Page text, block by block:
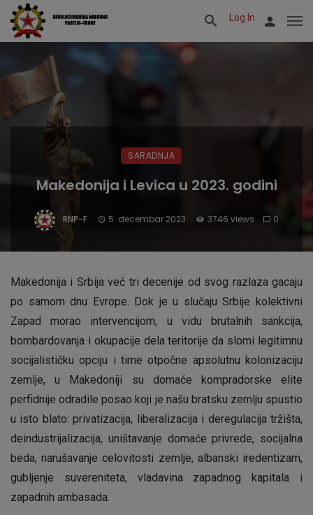
Log In
SARADNJA
Makedonija i Levica u 2023. godini
RNP-F 5. decembar 2023. 3746 views 0
Makedonija i Srbija već tri decenije od svog razlaza gacaju
po samom dnu Evrope. Dok je u slučaju Srbije kolektivni
Zapad morao intervencijom, u vidu brutalnih sankcija,
bombardovanja i okupacije dela teritorije da slomi legitimnu
socijalističku opciju i time otpočne apsolutnu kolonizaciju
zemlje, u Makedoniji su domaće kompradorske elite
perfidnije odradile posao koji je našu bratsku zemlju spustio
u isto blato: privatizacija, liberalizacija i deregulacija tržišta,
deindustrijalizacija, uništavanje domaće privrede, socijalna
beda, narušavanje celovitosti zemlje, albanski iredentizam,
gubljenje suvereniteta, vladavina zapadnog kapitala i
zapadnih ambasada.